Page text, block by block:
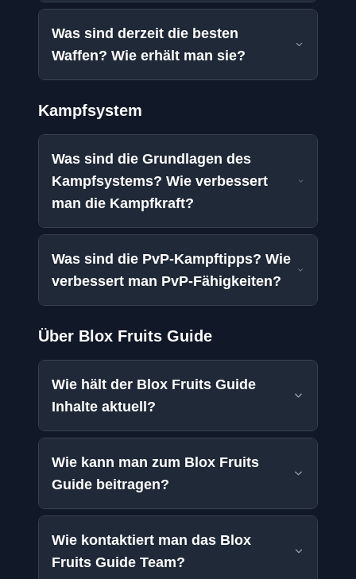
Was sind derzeit die besten
Waffen? Wie erhält man sie?
Kampfsystem
Was sind die Grundlagen des
Kampfsystems? Wie verbessert
man die Kampfkraft?
Was sind die PvP-Kampftipps? Wie
verbessert man PvP-Fähigkeiten?
Über Blox Fruits Guide
Wie hält der Blox Fruits Guide
Inhalte aktuell?
Wie kann man zum Blox Fruits
Guide beitragen?
Wie kontaktiert man das Blox
Fruits Guide Team?